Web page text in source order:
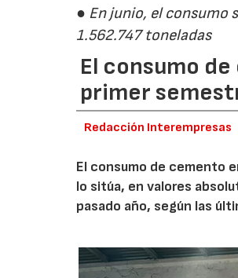
● En junio, el consumo
1.562.747 toneladas
El consumo
primer
Redacción Interempresas
El consumo de cemento
lo sitúa, en valores
pasado año, según las